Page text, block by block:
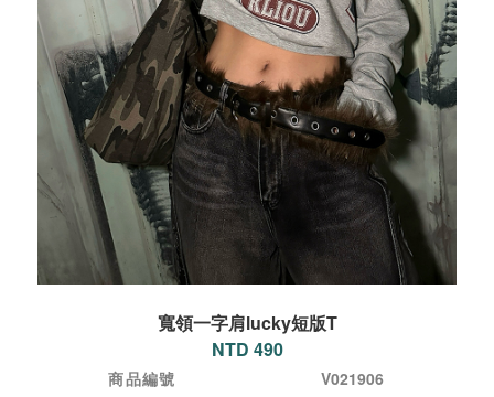
寬領一字肩lucky短版T
NTD 490
商品編號
V021906